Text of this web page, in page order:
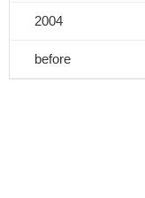
2004
before